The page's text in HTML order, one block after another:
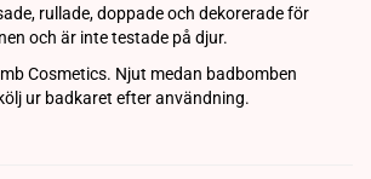
rullade, doppade och dekorerade för
och är inte testade på djur.
Cosmetics. Njut medan badbomben
ur badkaret efter användning.